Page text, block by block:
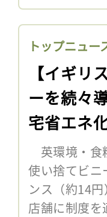
トップニュー
【イギリ
ーを続々
宅省エネ
化
英環境・食
使い捨てビニ
ンス（約14
店舗に制度